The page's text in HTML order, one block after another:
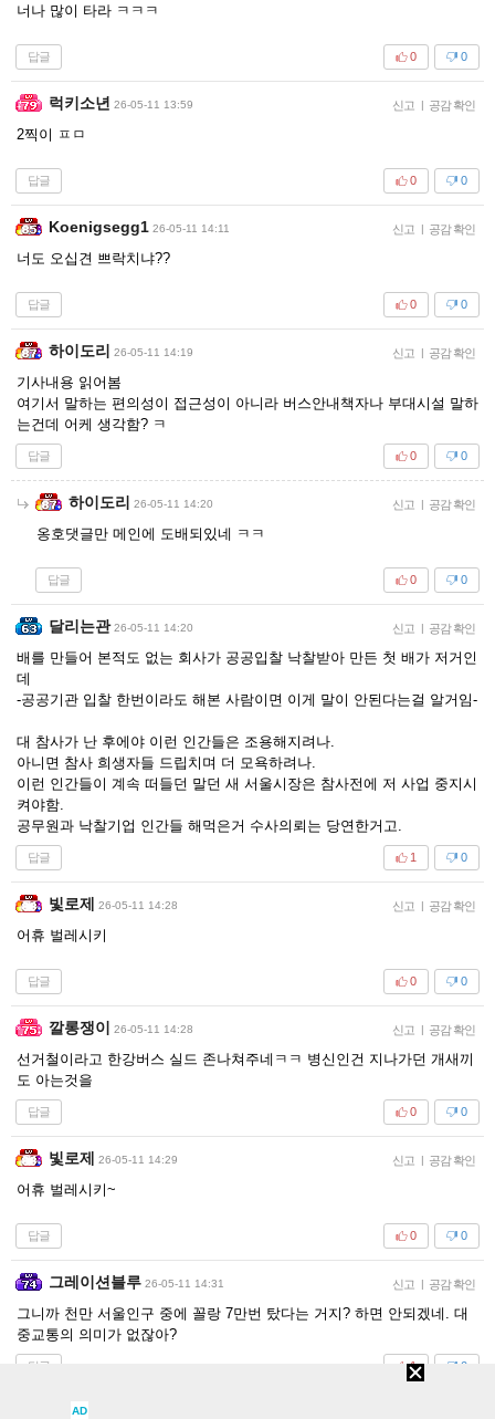
너나 많이 타라 ㅋㅋㅋ
답글 0
0
럭키소년 26-05-11 13:59 신고 | 공감 확인
2찍이 ㅍㅁ
답글 0
0
Koenigsegg1 26-05-11 14:11 신고 | 공감 확인
너도 오십견 쁘락치냐??
답글 0
0
하이도리 26-05-11 14:19 신고 | 공감 확인
기사내용 읽어봄
여기서 말하는 편의성이 접근성이 아니라 버스안내책자나 부대시설 말하
는건데 어케 생각함? ㅋ
답글 0
0
하이도리 26-05-11 14:20 신고 | 공감 확인
옹호댓글만 메인에 도배되있네 ㅋㅋ
답글 0
0
달리는관 26-05-11 14:20 신고 | 공감 확인
배를 만들어 본적도 없는 회사가 공공입찰 낙찰받아 만든 첫 배가 저거인
데
-공공기관 입찰 한번이라도 해본 사람이면 이게 말이 안된다는걸 알거임-
대 참사가 난 후에야 이런 인간들은 조용해지려나.
아니면 참사 희생자들 드립치며 더 모욕하려나.
이런 인간들이 계속 떠들던 말던 새 서울시장은 참사전에 저 사업 중지시
켜야함.
공무원과 낙찰기업 인간들 해먹은거 수사의뢰는 당연한거고.
답글 0
1
빛로제 26-05-11 14:28 신고 | 공감 확인
어휴 벌레시키
답글 0
0
깔롱쟁이 26-05-11 14:28 신고 | 공감 확인
선거철이라고 한강버스 실드 존나쳐주네ㅋㅋ 병신인건 지나가던 개새끼
도 아는것을
답글 0
0
빛로제 26-05-11 14:29 신고 | 공감 확인
어휴 벌레시키~
답글 0
0
그레이션블루 26-05-11 14:31 신고 | 공감 확인
그니까 천만 서울인구 중에 꼴랑 7만번 탔다는 거지? 하면 안되겠네. 대
중교통의 의미가 없잖아?
답글 0
1
육즙 26-05-11 14:45
AD